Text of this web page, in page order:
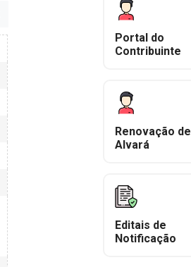
Portal do
Contribuinte
Renovação de
Alvará
Editais de
Notificação